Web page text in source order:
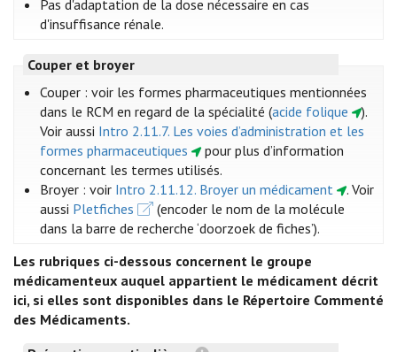
Pas d'adaptation de la dose nécessaire en cas
d'insuffisance rénale.
Couper et broyer
Couper : voir les formes pharmaceutiques mentionnées
dans le RCM en regard de la spécialité (acide folique ).
Voir aussi Intro 2.11.7. Les voies d’administration et les
formes pharmaceutiques
pour plus d’information
concernant les termes utilisés.
Broyer : voir Intro 2.11.12. Broyer un médicament
. Voir
aussi Pletfiches
(encoder le nom de la molécule
dans la barre de recherche ‘doorzoek de fiches’).
Les rubriques ci-dessous concernent le groupe
médicamenteux auquel appartient le médicament décrit
ici, si elles sont disponibles dans le Répertoire Commenté
des Médicaments.